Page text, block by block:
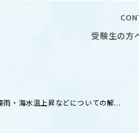
受験生の方
・海水温上昇などについての解...